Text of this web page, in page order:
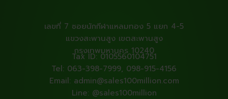
เลขที่ 7 ซอยนักกีฬาแหลมทอง 5 แยก 4-5
แขวงสะพานสูง เขตสะพานสูง
กรุงเทพมหานคร 10240
Tax ID: 0105560104751
Tel: 063-398-7999, 098-915-4156
Email: admin@sales100million.com
Line: @sales100million